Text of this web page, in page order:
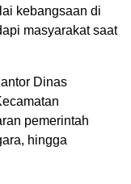
kebangsaan di
masyarakat saat
Dinas
pemerintah
hingga